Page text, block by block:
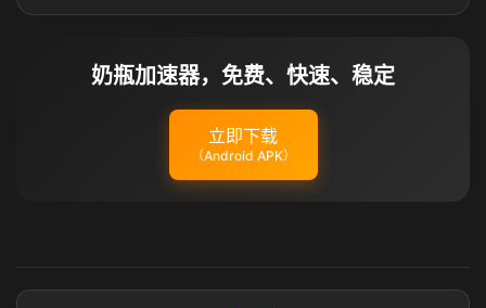
奶瓶加速器，免费、快速、稳定
立即下载
（Android APK）